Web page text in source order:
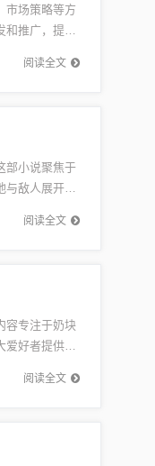
市场策略等方
和推广，提高
及游戏或
阅读全文
部小说聚焦于
与敌人展开斗
游戏或健
阅读全文
容专注于奶块
爱好者提供合
充满奇幻
阅读全文